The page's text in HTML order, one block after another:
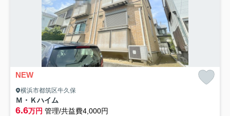
NEW
横浜市都筑区牛久保
Ｍ・Ｋハイム
6.6万円 管理/共益費4,000円